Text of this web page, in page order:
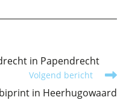
in Papendrecht
Volgend bericht
in Heerhugowaard